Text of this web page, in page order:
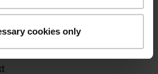
cookies only